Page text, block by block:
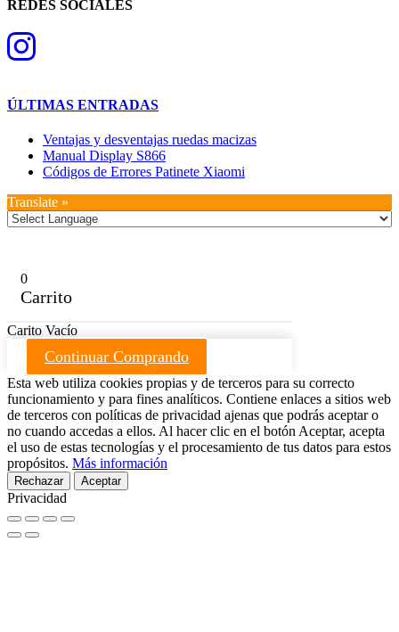
REDES SOCIALES
ÚLTIMAS ENTRADAS
Ventajas y desventajas ruedas macizas
Manual Display S866
Códigos de Errores Patinete Xiaomi
Translate »
0
Carrito
Carito Vacío
Continuar Comprando
Esta web utiliza cookies propias y de terceros para su correcto
funcionamiento y para fines analíticos. Contiene enlaces a sitios web
de terceros con políticas de privacidad ajenas que podrás aceptar o
no cuando accedas a ellos. Al hacer clic en el botón Aceptar, acepta
el uso de estas tecnologías y el procesamiento de tus datos para estos
propósitos. Más información
Rechazar Aceptar
Privacidad